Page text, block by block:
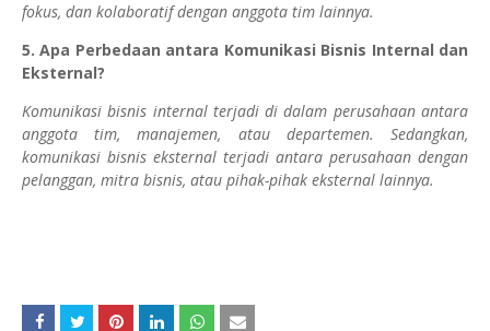
fokus, dan kolaboratif dengan anggota tim lainnya.
5. Apa Perbedaan antara Komunikasi Bisnis Internal dan
Eksternal?
Komunikasi bisnis internal terjadi di dalam perusahaan antara
anggota tim, manajemen, atau departemen. Sedangkan,
komunikasi bisnis eksternal terjadi antara perusahaan dengan
pelanggan, mitra bisnis, atau pihak-pihak eksternal lainnya.